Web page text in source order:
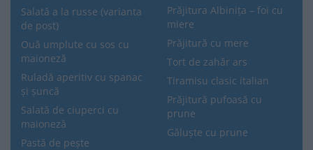
Salată a la russe (varianta
de post)
Ouă umplute cu sos cu
maioneză
Ruladă aperitiv cu spanac
și șuncă
Salată de ciuperci cu
maioneză
Pastă de pește
Prăjitura Albinița – foi cu
miere
Prăjitură cu mere
Tort de zahăr ars
Tiramisu clasic italian
Prăjitură pufoasă cu
prune
Găluște cu prune